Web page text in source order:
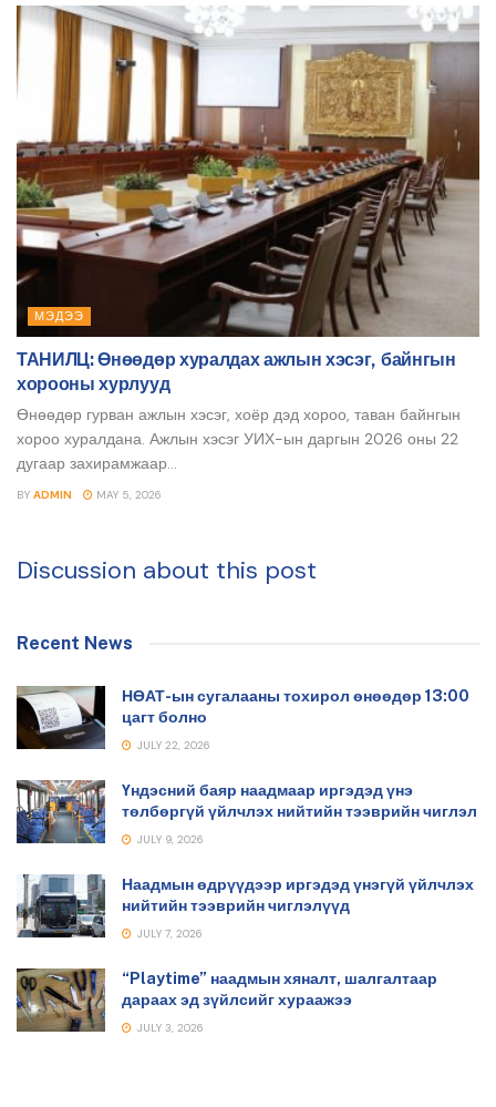
МЭДЭЭ
ТАНИЛЦ: Өнөөдөр хуралдах ажлын хэсэг, байнгын
хорооны хурлууд
Өнөөдөр гурван ажлын хэсэг, хоёр дэд хороо, таван байнгын
хороо хуралдана. Ажлын хэсэг УИХ-ын даргын 2026 оны 22
дугаар захирамжаар...
BY ADMIN MAY 5, 2026
Discussion about this post
Recent News
НӨАТ-ын сугалааны тохирол өнөөдөр 13:00
цагт болно
JULY 22, 2026
Үндэсний баяр наадмаар иргэдэд үнэ
төлбөргүй үйлчлэх нийтийн тээврийн чиглэл
JULY 9, 2026
Наадмын өдрүүдээр иргэдэд үнэгүй үйлчлэх
нийтийн тээврийн чиглэлүүд
JULY 7, 2026
“Playtime” наадмын хяналт, шалгалтаар
дараах эд зүйлсийг хураажээ
JULY 3, 2026